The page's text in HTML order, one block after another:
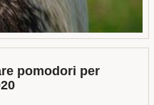
pomodori per